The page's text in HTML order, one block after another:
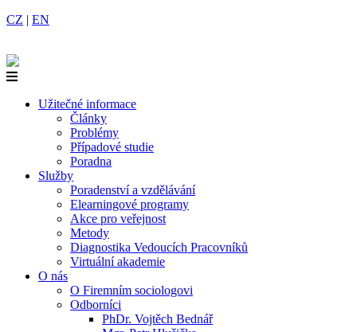
CZ | EN
Užitečné informace
Články
Problémy
Případové studie
Poradna
Služby
Poradenství a vzdělávání
Elearningové programy
Akce pro veřejnost
Metody
Diagnostika Vedoucích Pracovníků
Virtuální akademie
O nás
O Firemním sociologovi
Odborníci
PhDr. Vojtěch Bednář